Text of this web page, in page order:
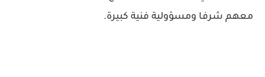
معهم شرفا ومسؤولية فنية كبيرة.